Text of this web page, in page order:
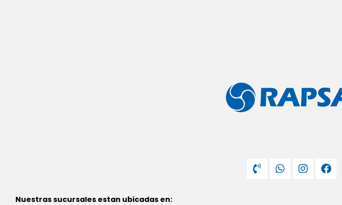
Nuestras sucursales estan ubicadas en: